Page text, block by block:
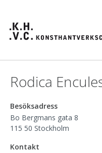
Rodica
Besöksadress
Bo Bergmans gata 8
115 50 Stockholm
Kontakt